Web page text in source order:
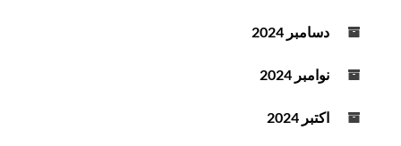
دسامبر 2024
نوامبر 2024
اکتبر 2024